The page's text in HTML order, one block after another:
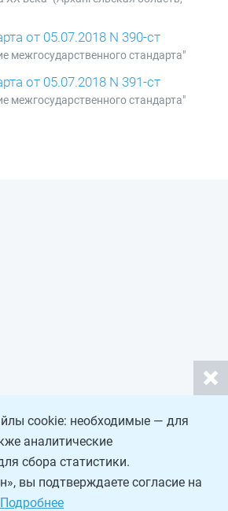
от 05.07.2018 N 390-ст
межгосударственного стандарта"
от 05.07.2018 N 391-ст
межгосударственного стандарта"
cookie: необходимые — для
аналитические
сбора статистики.
вы подтверждаете согласие на
Подробнее